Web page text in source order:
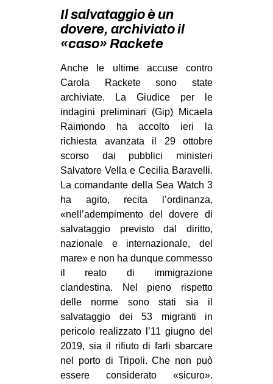
MSM
STUDENTI TSUNAMI
MILANO
SPAZI
SPORT POPOLARE
MOVIMENTI
ANTIFASCISMO
DIRITTO ALL’ABITARE
GENERI
MIGRAZIONI
REPRESSIONE
STUDENTI
CULTURE
Il salvataggio è un
dovere, archiviato il
«caso» Rackete
Anche le ultime accuse contro
Carola Rackete sono state
archiviate. La Giudice per le
indagini preliminari (Gip) Micaela
Raimondo ha accolto ieri la
richiesta avanzata il 29 ottobre
scorso dai pubblici ministeri
Salvatore Vella e Cecilia Baravelli.
La comandante della Sea Watch 3
ha agito, recita l’ordinanza,
«nell’adempimento del dovere di
salvataggio previsto dal diritto,
nazionale e internazionale, del
mare» e non ha dunque commesso
il reato di immigrazione
clandestina. Nel pieno rispetto
delle norme sono stati sia il
salvataggio dei 53 migranti in
pericolo realizzato l’11 giugno del
2019, sia il rifiuto di farli sbarcare
nel porto di Tripoli. Che non può
essere considerato «sicuro».